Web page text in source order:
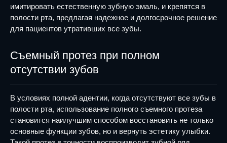
имитировать естественную зубную эмаль, и крепятся в
полости рта, предлагая надежное и долгосрочное решение
для пациентов утративших все зубы.
Съемный протез при полном
отсутствии зубов
В условиях полной адентии, когда отсутствуют все зубы в
полости рта, использование полного съемного протеза
становится наилучшим способом восстановить не только
основные функции зубов, но и вернуть эстетику улыбки.